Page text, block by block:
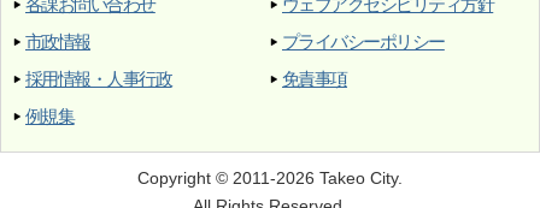
市政情報
採用情報・人事行政
例規集
プライバシーポリシー
免責事項
Copyright © 2011-2026 Takeo City.